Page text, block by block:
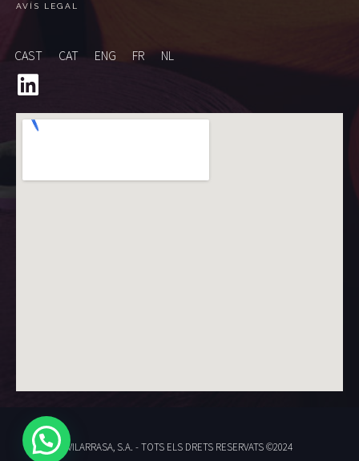
AVÍS LEGAL
CAST CAT ENG FR NL
VILARRASA, S.A. - TOTS ELS DRETS RESERVATS ©2024